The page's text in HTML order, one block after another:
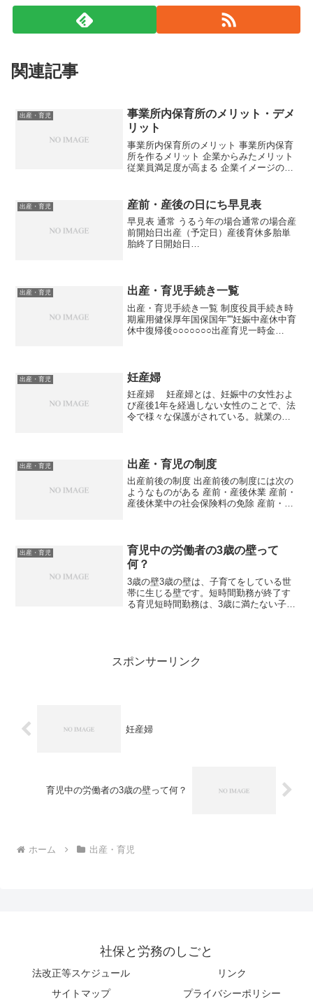
関連記事
出産・育児
事業所内保育所のメリット・デメ
リット
事業所内保育所のメリット 事業所内保育
所を作るメリット 企業からみたメリット
従業員満足度が高まる 企業イメージの向
繋がる事業所内保育所で働くメリット 保
育士等保育...
出産・育児 産前・産後の日にち早見表
早見表 通常 うるう年の場合通常の場合産
前開始日出産（予定日）産後育休多胎単
胎終了日開始日
出産・育児 出産・育児手続き一覧
出産・育児手続き一覧 制度役員手続き時
期雇用健保厚年国保国年''''妊娠中産休中育
休中復帰後○○○○○○○出産育児一時金
出産・育児 妊産婦
妊産婦 妊産婦とは、妊娠中の女性およ
び産後1年を経過しない女性のことで、法
令で様々な保護がされている。就業の制
8週間以内の女...
出産・育児 出産・育児の制度
出産前後の制度 出産前後の制度には次の
ようなものがある 産前・産後休業 産前・
産後休業中の社会保険料の免除 産前・産
出産を理由...
出産・育児
育児中の労働者の3歳の壁って
何？
3歳の壁3歳の壁は、子育てをしている世
帯に生じる壁です。短時間勤務が終了す
る育児短時間勤務は、3歳に満たない子を
スポンサーリンク
妊産婦
育児中の労働者の3歳の壁って何？
ホーム 出産・育児
社保と労務のしごと
法改正等スケジュール
リンク
サイトマップ
プライバシーポリシー